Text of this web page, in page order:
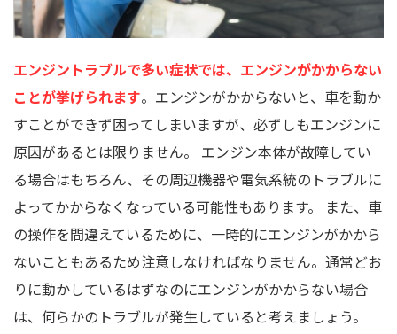
エンジントラブルで多い症状では、エンジンがかからない
ことが挙げられます。エンジンがかからないと、車を動か
すことができず困ってしまいますが、必ずしもエンジンに
原因があるとは限りません。 エンジン本体が故障してい
る場合はもちろん、その周辺機器や電気系統のトラブルに
よってかからなくなっている可能性もあります。 また、車
の操作を間違えているために、一時的にエンジンがかから
ないこともあるため注意しなければなりません。通常どお
りに動かしているはずなのにエンジンがかからない場合
は、何らかのトラブルが発生していると考えましょう。